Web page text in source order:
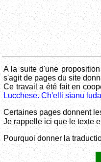
A la suite d'une
s'agit de pages du site
Ce travail a été fait en
Lucchese. Ch'elli sìanu
Certaines pages donnent
Je rappelle ici que le texte
Pourquoi donner la